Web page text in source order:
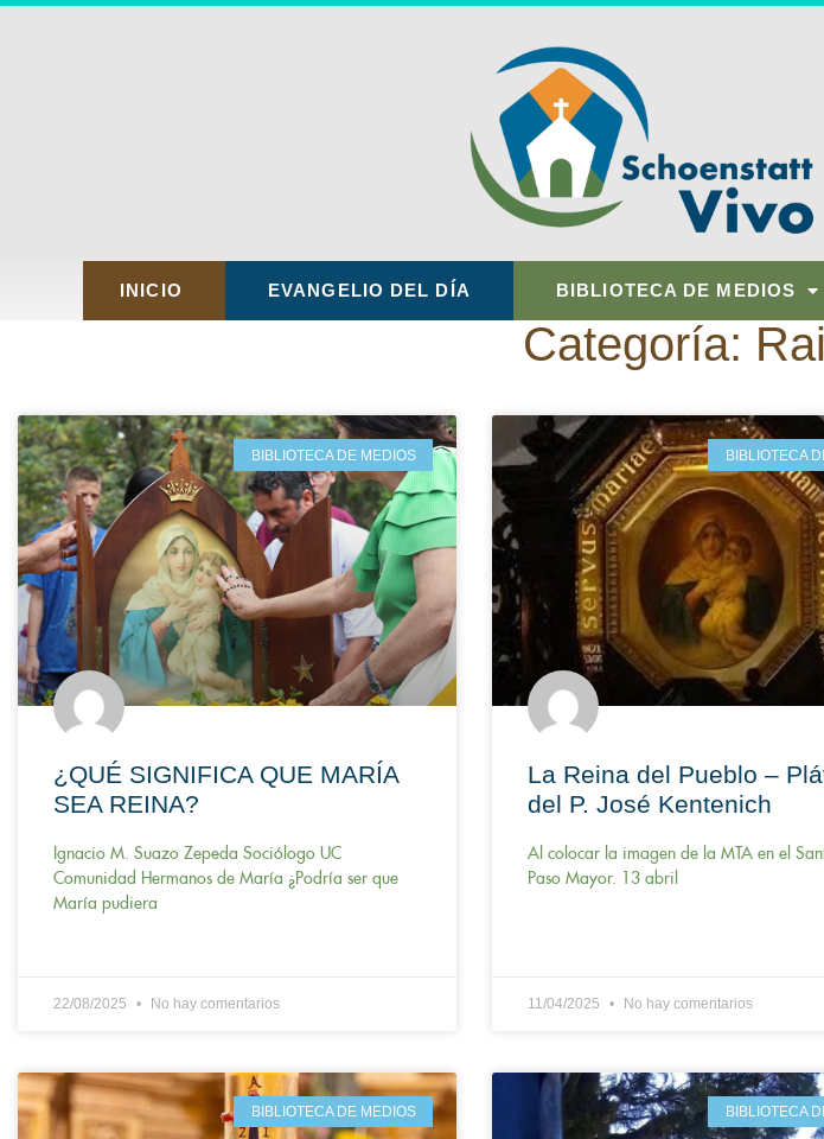
INICIO EVANGELIO DEL DÍA BIBLIOTECA DE MEDIOS
Categoría:
BIBLIOTECA DE MEDIOS
¿QUÉ SIGNIFICA QUE MARÍA
SEA REINA?
Ignacio M. Suazo Zepeda Sociólogo UC
Comunidad Hermanos de María ¿Podría ser que
María pudiera
22/08/2025 No hay comentarios
BIBLIOTECA
La Reina del Pueblo –
del P. José Kentenich
Al colocar la imagen de la MTA en el
Paso Mayor. 13 abril
11/04/2025 No hay comentarios
BIBLIOTECA DE MEDIOS BIBLIOTECA